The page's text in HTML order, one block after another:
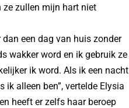
ze zullen mijn hart niet
een dag van huis zonder
wakker word en ik gebruik ze
ik word. Als ik een nacht
alleen ben”, vertelde Elysia
heeft er zelfs haar beroep